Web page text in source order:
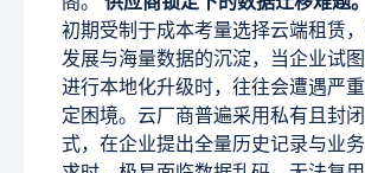
初期受制于成本考量选择云端租赁
发展与海量数据的沉淀，当企业试
进行本地化升级时，往往会遭遇严
定困境。云厂商普遍采用私有且封
式，在企业提出全量历史记录与业